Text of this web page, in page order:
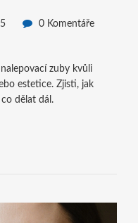
0 Komentáře
zuby kvůli
estetice. Zjisti, jak
dělat dál.